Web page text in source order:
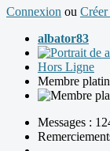
Connexion ou
albator83
Hors Ligne
Membre
Messages :